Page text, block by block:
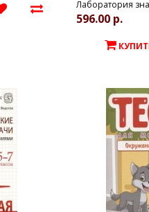
Лаборатория
596.00 р.